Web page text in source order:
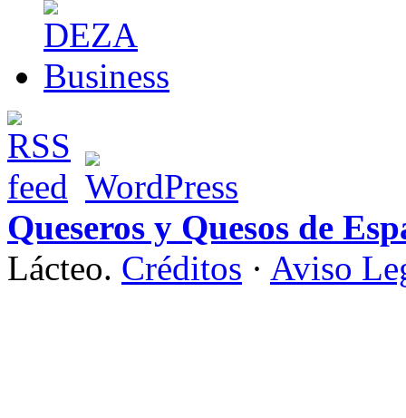
Queseros y Quesos de
Lácteo. Créditos · Aviso